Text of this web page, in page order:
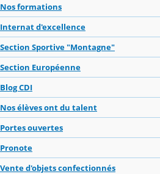
Nos formations
Internat d'excellence
Section Sportive "Montagne"
Section Européenne
Blog CDI
Nos élèves ont du talent
Portes ouvertes
Pronote
Vente d'objets confectionnés